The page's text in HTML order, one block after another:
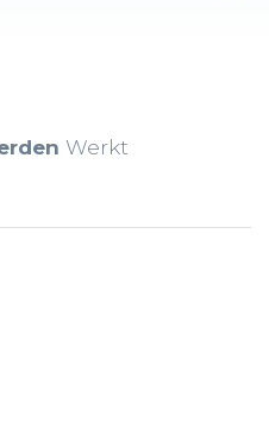
Werkt